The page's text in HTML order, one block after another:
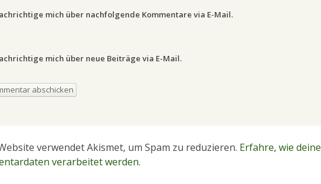
mich über nachfolgende Kommentare via E-Mail.
mich über neue Beiträge via E-Mail.
verwendet Akismet, um Spam zu reduzieren. Erfahre, wie deine
verarbeitet werden.